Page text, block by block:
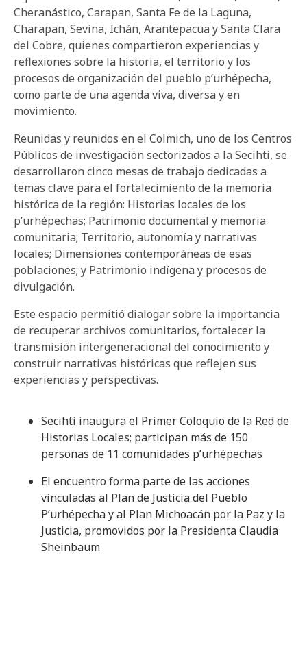
Cheranástico, Carapan, Santa Fe de la Laguna,
Charapan, Sevina, Ichán, Arantepacua y Santa Clara
del Cobre, quienes compartieron experiencias y
reflexiones sobre la historia, el territorio y los
procesos de organización del pueblo p’urhépecha,
como parte de una agenda viva, diversa y en
movimiento.
Reunidas y reunidos en el Colmich, uno de los Centros
Públicos de investigación sectorizados a la Secihti, se
desarrollaron cinco mesas de trabajo dedicadas a
temas clave para el fortalecimiento de la memoria
histórica de la región: Historias locales de los
p’urhépechas; Patrimonio documental y memoria
comunitaria; Territorio, autonomía y narrativas
locales; Dimensiones contemporáneas de esas
poblaciones; y Patrimonio indígena y procesos de
divulgación.
Este espacio permitió dialogar sobre la importancia
de recuperar archivos comunitarios, fortalecer la
transmisión intergeneracional del conocimiento y
construir narrativas históricas que reflejen sus
experiencias y perspectivas.
Secihti inaugura el Primer Coloquio de la Red de
Historias Locales; participan más de 150
personas de 11 comunidades p’urhépechas
El encuentro forma parte de las acciones
vinculadas al Plan de Justicia del Pueblo
P’urhépecha y al Plan Michoacán por la Paz y la
Justicia, promovidos por la Presidenta Claudia
Sheinbaum